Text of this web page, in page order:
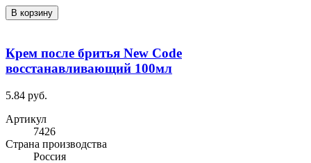
В корзину
Крем после бритья New Code
восстанавливающий 100мл
5.84 руб.
Артикул
7426
Cтрана производства
Россия